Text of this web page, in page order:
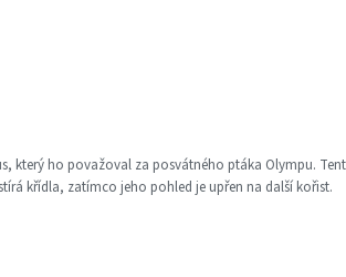
který ho považoval za posvátného ptáka Olympu.
křídla, zatímco jeho pohled je upřen na další kořist.